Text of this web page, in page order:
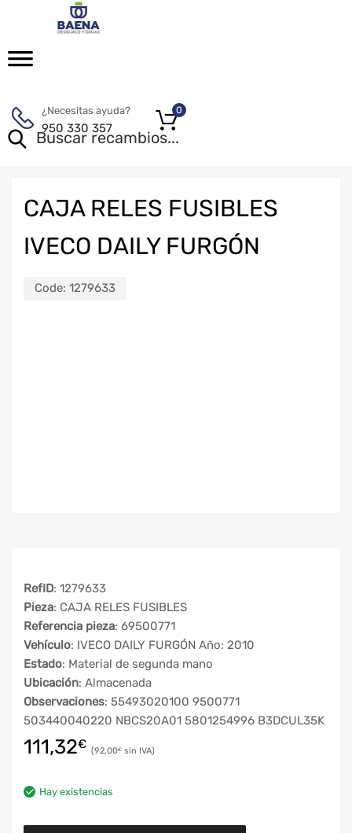
¿Necesitas ayuda?
950 330 357
0
CAJA RELES FUSIBLES
IVECO DAILY FURGÓN
Code: 1279633
RefID: 1279633
Pieza: CAJA RELES FUSIBLES
Referencia pieza: 69500771
Vehículo: IVECO DAILY FURGÓN Año: 2010
Estado: Material de segunda mano
Ubicación: Almacenada
Observaciones: 55493020100 9500771
503440040220 NBCS20A01 5801254996 B3DCUL35K
111,32€ 92,00€
Hay existencias